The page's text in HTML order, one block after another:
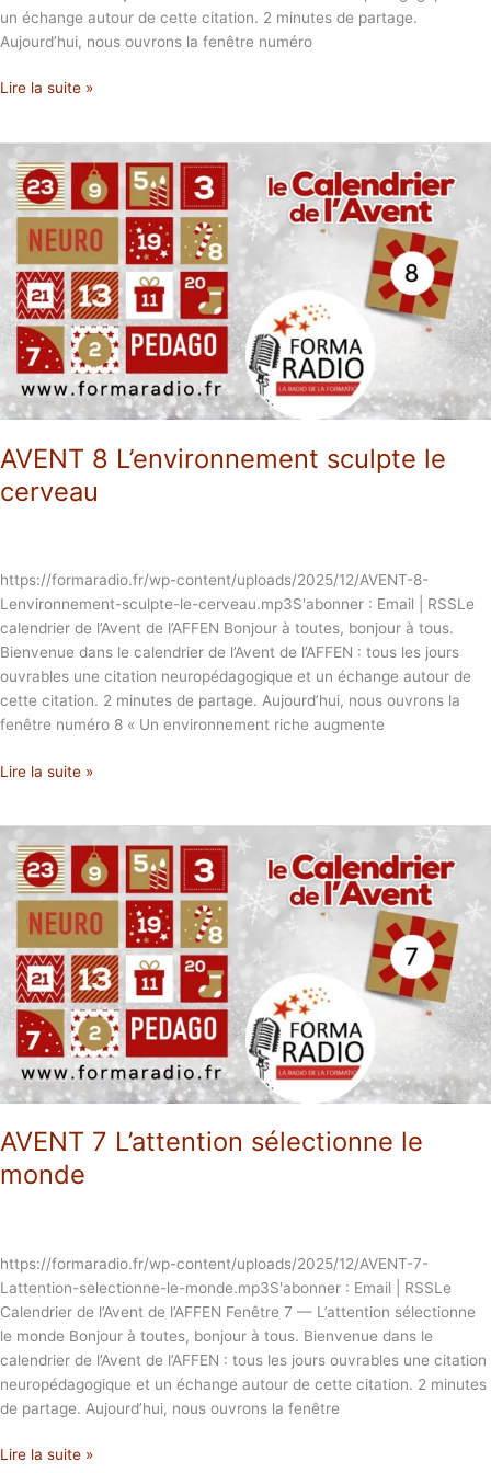
un échange autour de cette citation. 2 minutes de partage.
Aujourd’hui, nous ouvrons la fenêtre numéro
Lire la suite »
AVENT 8 L’environnement sculpte le
cerveau
https://formaradio.fr/wp-content/uploads/2025/12/AVENT-8-
Lenvironnement-sculpte-le-cerveau.mp3S'abonner : Email | RSSLe
calendrier de l’Avent de l’AFFEN Bonjour à toutes, bonjour à tous.
Bienvenue dans le calendrier de l’Avent de l’AFFEN : tous les jours
ouvrables une citation neuropédagogique et un échange autour de
cette citation. 2 minutes de partage. Aujourd’hui, nous ouvrons la
fenêtre numéro 8 « Un environnement riche augmente
L’environnement
sculpte
cerveau
Lire la suite »
AVENT 7 L’attention sélectionne le
monde
https://formaradio.fr/wp-content/uploads/2025/12/AVENT-7-
Lattention-selectionne-le-monde.mp3S'abonner : Email | RSSLe
Calendrier de l’Avent de l’AFFEN Fenêtre 7 — L’attention sélectionne
le monde Bonjour à toutes, bonjour à tous. Bienvenue dans le
calendrier de l’Avent de l’AFFEN : tous les jours ouvrables une citation
neuropédagogique et un échange autour de cette citation. 2 minutes
de partage. Aujourd’hui, nous ouvrons la fenêtre
L’attention
sélectionne
monde
Lire la suite »